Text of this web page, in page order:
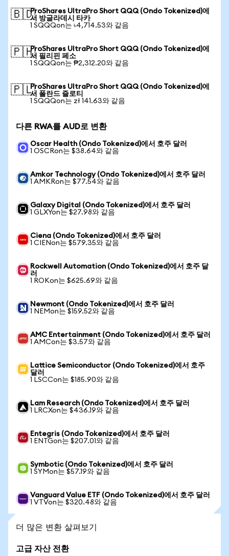
🇧🇩ProShares UltraPro Short QQQ (Ondo Tokenized)에
서 방글라데시 타카
1 SQQQon는 ৳4,714.53와 같음
🇵🇭ProShares UltraPro Short QQQ (Ondo Tokenized)에
서 필리핀 페소
1 SQQQon는 ₱2,312.20와 같음
🇵🇱ProShares UltraPro Short QQQ (Ondo Tokenized)에
서 폴란드 즐로티
1 SQQQon는 zł 141.63와 같음
다른 RWA를 AUD로 변환
Oscar Health (Ondo Tokenized)에서 호주 달러
1 OSCRon는 $38.64와 같음
Amkor Technology (Ondo Tokenized)에서 호주 달러
1 AMKRon는 $77.54와 같음
Galaxy Digital (Ondo Tokenized)에서 호주 달러
1 GLXYon는 $27.98와 같음
Ciena (Ondo Tokenized)에서 호주 달러
1 CIENon는 $579.35와 같음
Rockwell Automation (Ondo Tokenized)에서 호주 달
러
1 ROKon는 $625.69와 같음
Newmont (Ondo Tokenized)에서 호주 달러
1 NEMon는 $159.52와 같음
AMC Entertainment (Ondo Tokenized)에서 호주 달러
1 AMCon는 $3.57와 같음
Lattice Semiconductor (Ondo Tokenized)에서 호주
달러
1 LSCCon는 $185.90와 같음
Lam Research (Ondo Tokenized)에서 호주 달러
1 LRCXon는 $436.19와 같음
Entegris (Ondo Tokenized)에서 호주 달러
1 ENTGon는 $207.01와 같음
Symbotic (Ondo Tokenized)에서 호주 달러
1 SYMon는 $57.19와 같음
Vanguard Value ETF (Ondo Tokenized)에서 호주 달러
1 VTVon는 $320.48와 같음
더 많은 변환 살펴보기
고급 자산 전환